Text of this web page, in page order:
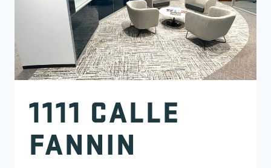
1111 CALLE
FANNIN